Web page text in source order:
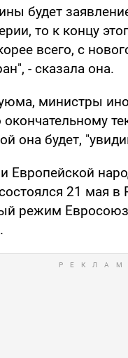
будет
то к концу
всего, с
- сказала она.
министры
она будет,
Европейской
21 мая в
режим